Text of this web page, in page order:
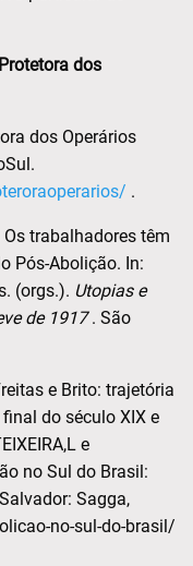
dos
dos Operários
.
Os trabalhadores têm
Pós-Abolição. In:
(orgs.). Utopias e
de 1917. São
e Brito: trajetória
do século XIX e
e
no Sul do Brasil:
Sagga,
no-sul-do-brasil/